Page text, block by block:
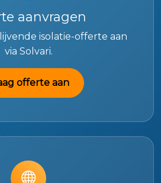
aanvragen
isolatie-offerte aan
via Solvari.
offerte aan